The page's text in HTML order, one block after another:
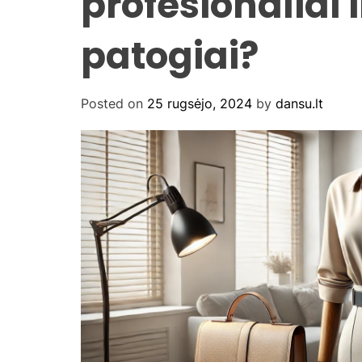
patogiai?
Posted on 25 rugsėjo, 2024 by dansu.lt